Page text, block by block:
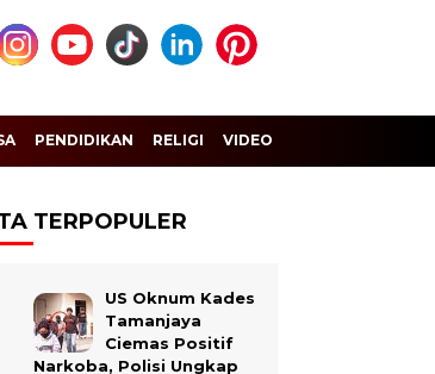
PENDIDIKAN RELIGI VIDEO
TERPOPULER
US Oknum Kades
Tamanjaya
Ciemas Positif
Narkoba, Polisi Ungkap